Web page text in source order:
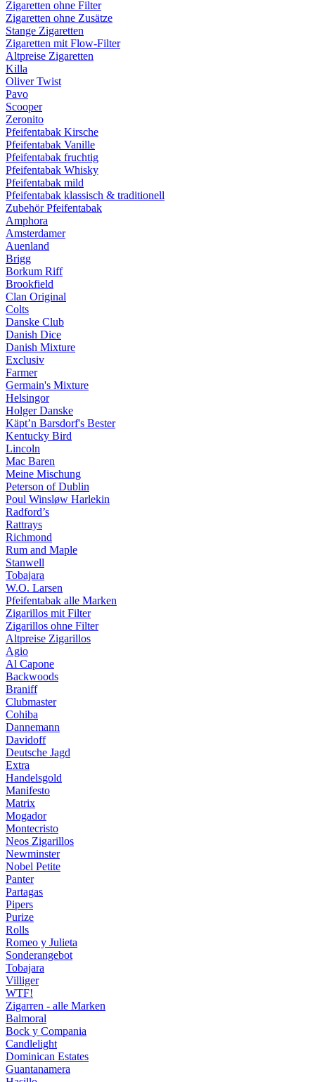
Zigaretten ohne Filter
Zigaretten ohne Zusätze
Stange Zigaretten
Zigaretten mit Flow-Filter
Altpreise Zigaretten
Killa
Oliver Twist
Pavo
Scooper
Zeronito
Pfeifentabak Kirsche
Pfeifentabak Vanille
Pfeifentabak fruchtig
Pfeifentabak Whisky
Pfeifentabak mild
Pfeifentabak klassisch & traditionell
Zubehör Pfeifentabak
Amphora
Amsterdamer
Auenland
Brigg
Borkum Riff
Brookfield
Clan Original
Colts
Danske Club
Danish Dice
Danish Mixture
Exclusiv
Farmer
Germain's Mixture
Helsingor
Holger Danske
Käpt’n Barsdorf's Bester
Kentucky Bird
Lincoln
Mac Baren
Meine Mischung
Peterson of Dublin
Poul Winsløw Harlekin
Radford’s
Rattrays
Richmond
Rum and Maple
Stanwell
Tobajara
W.O. Larsen
Pfeifentabak alle Marken
Zigarillos mit Filter
Zigarillos ohne Filter
Altpreise Zigarillos
Agio
Al Capone
Backwoods
Braniff
Clubmaster
Cohiba
Dannemann
Davidoff
Deutsche Jagd
Extra
Handelsgold
Manifesto
Matrix
Mogador
Montecristo
Neos Zigarillos
Newminster
Nobel Petite
Panter
Partagas
Pipers
Purize
Rolls
Romeo y Julieta
Sonderangebot
Tobajara
Villiger
WTF!
Zigarren - alle Marken
Balmoral
Bock y Compania
Candlelight
Dominican Estates
Guantanamera